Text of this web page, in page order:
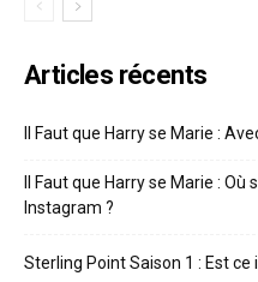
Articles récents
Il Faut que Harry se Marie :
Il Faut que Harry se Marie :
Instagram ?
Sterling Point Saison 1 : Est ce